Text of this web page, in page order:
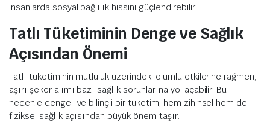
insanlarda sosyal bağlılık hissini güçlendirebilir.
Tatlı Tüketiminin Denge ve Sağlık
Açısından Önemi
Tatlı tüketiminin mutluluk üzerindeki olumlu etkilerine rağmen,
aşırı şeker alımı bazı sağlık sorunlarına yol açabilir. Bu
nedenle dengeli ve bilinçli bir tüketim, hem zihinsel hem de
fiziksel sağlık açısından büyük önem taşır.